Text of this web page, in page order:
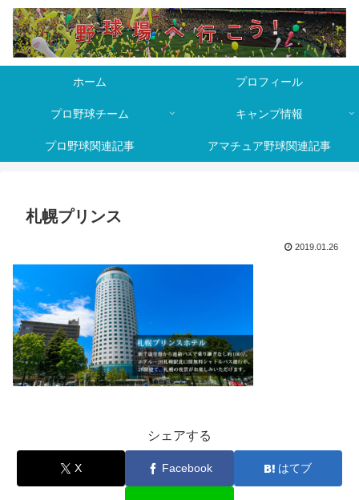
ホーム プロフィール
プロ野球チーム キャンプ情報
プロ野球関連記事 アマチュア野球関連記事
札幌プリンス
2019.01.26
シェアする
X Facebook はてブ